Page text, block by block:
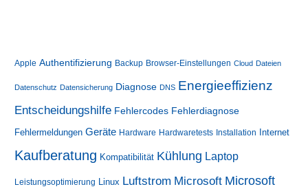
Apple Authentifizierung Backup Browser-Einstellungen Cloud Dateien
Datenschutz Datensicherung Diagnose DNS Energieeffizienz
Entscheidungshilfe Fehlercodes Fehlerdiagnose
Fehlermeldungen Geräte Hardware Hardwaretests Installation Internet
Kaufberatung Kompatibilität Kühlung Laptop
Leistungsoptimierung Linux Luftstrom Microsoft Microsoft